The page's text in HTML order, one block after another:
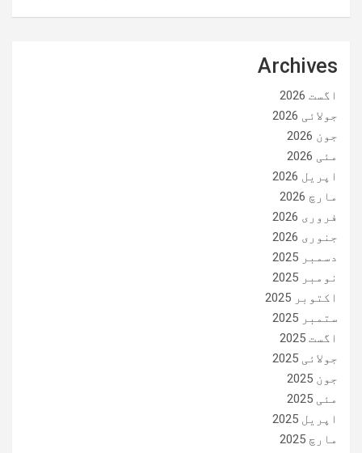
Archives
اگست 2026
جولائی 2026
جون 2026
مئی 2026
اپریل 2026
مارچ 2026
فروری 2026
جنوری 2026
دسمبر 2025
نومبر 2025
اکتوبر 2025
ستمبر 2025
اگست 2025
جولائی 2025
جون 2025
مئی 2025
اپریل 2025
مارچ 2025